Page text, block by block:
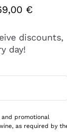
prezzo. Le
€
discounts,
day!
and promotional
as required by